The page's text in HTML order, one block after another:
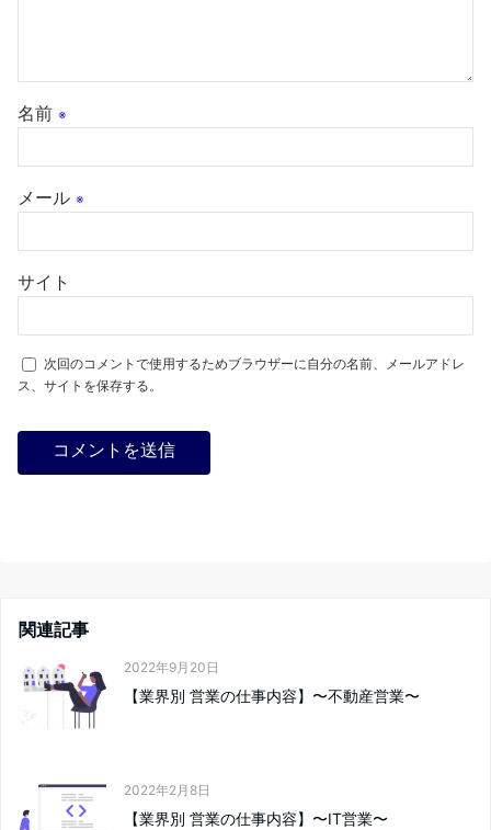
名前 ※
メール ※
サイト
次回のコメントで使用するためブラウザーに自分の名前、メールアドレ
ス、サイトを保存する。
関連記事
2022年9月20日
【業界別 営業の仕事内容】〜不動産営業〜
2022年2月8日
【業界別 営業の仕事内容】〜IT営業〜